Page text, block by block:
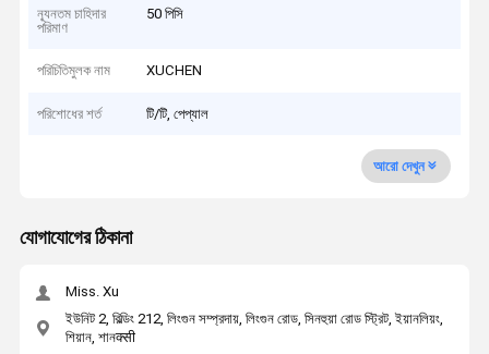
ন্যূনতম চাহিদার
পরিমাণ
50 পিসি
পরিচিতিমুলক নাম XUCHEN
পরিশোধের শর্ত টি/টি, পেপ্যাল
আরো দেখুন
যোগাযোগের ঠিকানা
Miss. Xu
ইউনিট 2, বিল্ডিং 212, লিংগুন সম্প্রদায়, লিংগুন রোড, সিনহুয়া রোড স্ট্রিট, ইয়ানলিয়ং,
শিয়ান, শানक्सी